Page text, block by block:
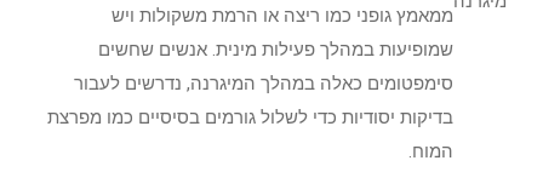
ממאמץ גופני כמו ריצה או הרמת משקולות ויש
שמופיעות במהלך פעילות מינית. אנשים שחשים
סימפטומים כאלה במהלך המיגרנה, נדרשים לעבור
בדיקות יסודיות כדי לשלול גורמים בסיסיים כמו מפרצת
המוח.